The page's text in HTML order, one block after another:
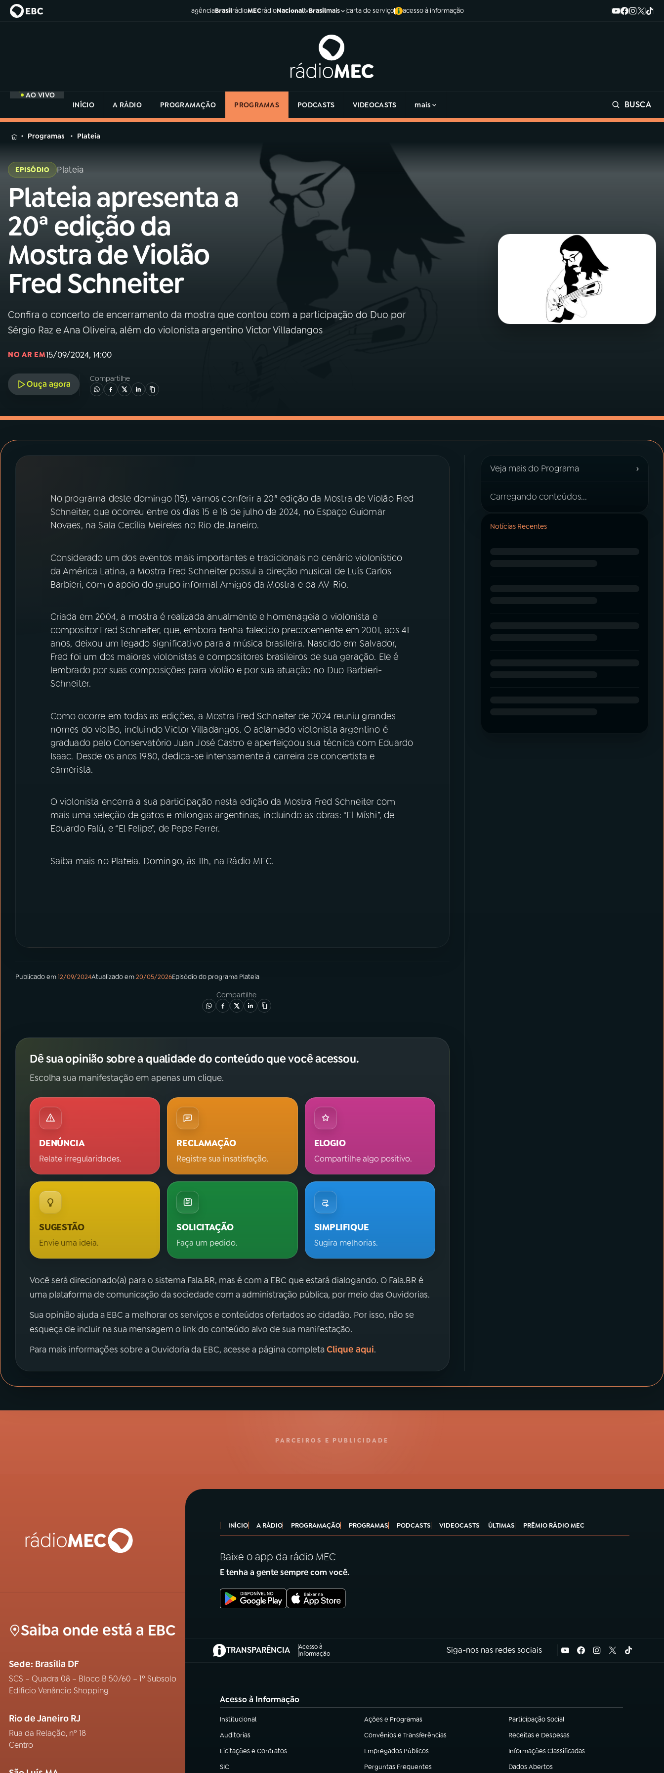
agênciaBrasilrádioMECrádioNacionaltvBrasilmais carta de serviço acesso à informação
AO VIVO
INÍCIO
A RÁDIO PROGRAMAÇÃO PROGRAMAS PODCASTS VIDEOCASTS mais BUSCA
MENU
Buscar
na
Rádio
MEC
AO VIVO
01INÍCIO
02A RÁDIO
03PROGRAMAÇÃO
05 PODCASTS
ACOMPANHE A RÁDIO MEC
Instagram X
na
Rádio
Programas Plateia
EPISÓDIO Plateia
Plateia apresenta a
20ª edição da
Mostra de Violão
Fred Schneiter
Confira o concerto de encerramento da mostra que contou com a participação do Duo por
Sérgio Raz e Ana Oliveira, além do violonista argentino Victor Villadangos
NO AR EM15/09/2024, 14:00
Ouça agora
Compartilhe
No programa deste domingo (15), vamos conferir a 20ª edição da Mostra de Violão Fred
Schneiter, que ocorreu entre os dias 15 e 18 de julho de 2024, no Espaço Guiomar
Novaes, na Sala Cecília Meireles no Rio de Janeiro.
Considerado um dos eventos mais importantes e tradicionais no cenário violonístico
da América Latina, a Mostra Fred Schneiter possui a direção musical de Luís Carlos
Barbieri, com o apoio do grupo informal Amigos da Mostra e da AV-Rio.
Criada em 2004, a mostra é realizada anualmente e homenageia o violonista e
compositor Fred Schneiter, que, embora tenha falecido precocemente em 2001, aos 41
anos, deixou um legado significativo para a música brasileira. Nascido em Salvador,
Fred foi um dos maiores violonistas e compositores brasileiros de sua geração. Ele é
lembrado por suas composições para violão e por sua atuação no Duo Barbieri-
Schneiter.
Como ocorre em todas as edições, a Mostra Fred Schneiter de 2024 reuniu grandes
nomes do violão, incluindo Victor Villadangos. O aclamado violonista argentino é
graduado pelo Conservatório Juan José Castro e aperfeiçoou sua técnica com Eduardo
Isaac. Desde os anos 1980, dedica-se intensamente à carreira de concertista e
camerista.
O violonista encerra a sua participação nesta edição da Mostra Fred Schneiter com
mais uma seleção de gatos e milongas argentinas, incluindo as obras: “El Míshi”, de
Eduardo Falú, e “El Felipe”, de Pepe Ferrer.
Saiba mais no Plateia. Domingo, às 11h, na Rádio MEC.
Publicado em12/09/2024Atualizado em20/05/2026Episódiodo programa Plateia
Compartilhe
Dê sua opinião sobre a qualidade do conteúdo que você acessou.
Escolha sua manifestação em apenas um clique.
DENÚNCIA
Relate irregularidades.
RECLAMAÇÃO
Registre sua insatisfação.
ELOGIO
Compartilhe algo positivo.
SUGESTÃO
Envie uma ideia.
SOLICITAÇÃO
Faça um pedido.
SIMPLIFIQUE
Sugira melhorias.
Você será direcionado(a) para o sistema Fala.BR, mas é com a EBC que estará dialogando. O Fala.BR é
uma plataforma de comunicação da sociedade com a administração pública, por meio das Ouvidorias.
Sua opinião ajuda a EBC a melhorar os serviços e conteúdos ofertados ao cidadão. Por isso, não se
esqueça de incluir na sua mensagem o link do conteúdo alvo de sua manifestação.
Para mais informações sobre a Ouvidoria da EBC, acesse a página completaClique aqui.
Veja mais do Programa ›
Carregando conteúdos...
Notícias Recentes
PARCEIROS E PUBLICIDADE
Saiba onde está a EBC
Sede: Brasília DF
SCS – Quadra 08 – Bloco B 50/60 – 1º Subsolo
Edifício Venâncio Shopping
Rio de Janeiro RJ
Rua da Relação, nº 18
Centro
INÍCIO A RÁDIO PROGRAMAÇÃO PROGRAMAS PODCASTS VIDEOCASTS ÚLTIMAS PRÊMIO RÁDIO MEC
Baixe o app da rádio MEC
E tenha a gente sempre com você.
TRANSPARÊNCIA
Acesso à
Informação
(abre em nova aba) Siga-nos nas redes sociais
Acesso à Informação
Institucional
(abre em nova aba) Ações e Programas
(abre em nova aba) Participação Social
(abre em nova aba)
Auditorias
(abre em nova aba) Convênios e Transferências
(abre em nova aba) Receitas e Despesas
(abre em nova aba)
Licitações e Contratos
(abre em nova aba) Empregados Públicos
(abre em nova aba) Informações Classificadas
(abre em nova aba)
SIC
(abre em nova aba) Perguntas Frequentes
(abre em nova aba) Dados Abertos
(abre em nova aba)